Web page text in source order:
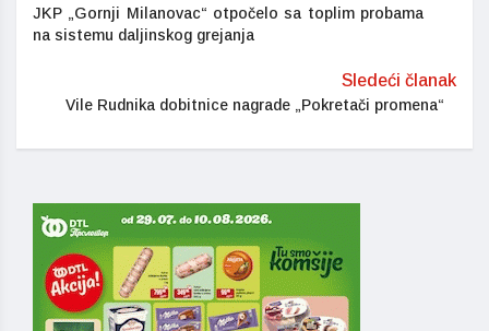
JKP „Gornji Milanovac“ otpočelo sa toplim probama
na sistemu daljinskog grejanja
Sledeći članak
Vile Rudnika dobitnice nagrade „Pokretači promena“